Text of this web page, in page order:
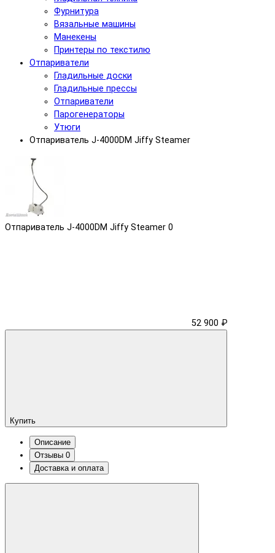
Фурнитура
Вязальные машины
Манекены
Принтеры по текстилю
Отпариватели
Гладильные доски
Гладильные прессы
Отпариватели
Парогенераторы
Утюги
Отпариватель J-4000DM Jiffy Steamer
Отпариватель J-4000DM Jiffy Steamer 0
52 900 ₽
Купить
Описание
Отзывы 0
Доставка и оплата